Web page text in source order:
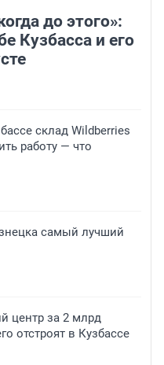
до этого»:
Кузбасса и его
склад Wildberries
работу — что
самый лучший
центр за 2 млрд
отстроят в Кузбассе